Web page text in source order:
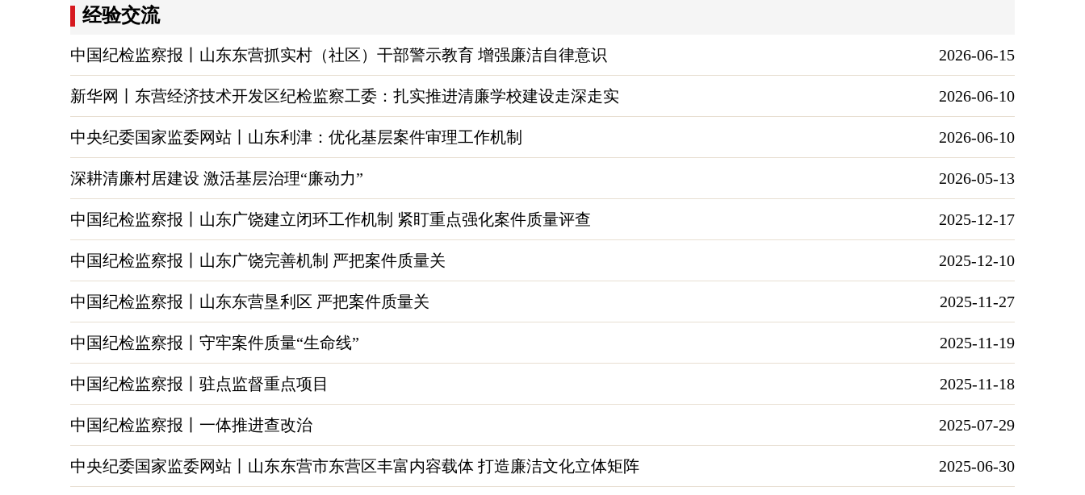
经验交流
中国纪检监察报丨山东东营抓实村（社区）干部警示教育 增强廉洁自律意识 2026-06-15
新华网丨东营经济技术开发区纪检监察工委：扎实推进清廉学校建设走深走实 2026-06-10
中央纪委国家监委网站丨山东利津：优化基层案件审理工作机制 2026-06-10
深耕清廉村居建设 激活基层治理“廉动力” 2026-05-13
中国纪检监察报丨山东广饶建立闭环工作机制 紧盯重点强化案件质量评查 2025-12-17
中国纪检监察报丨山东广饶完善机制 严把案件质量关 2025-12-10
中国纪检监察报丨山东东营垦利区 严把案件质量关 2025-11-27
中国纪检监察报丨守牢案件质量“生命线” 2025-11-19
中国纪检监察报丨驻点监督重点项目 2025-11-18
中国纪检监察报丨一体推进查改治 2025-07-29
中央纪委国家监委网站丨山东东营市东营区丰富内容载体 打造廉洁文化立体矩阵 2025-06-30